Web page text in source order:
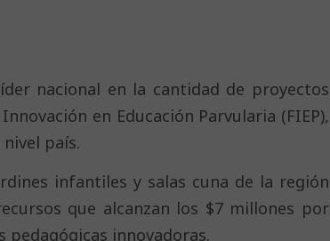
nacional en la cantidad de proyectos
en Educación Parvularia (FIEP),
país.
infantiles y salas cuna de la región
que alcanzan los $7 millones por
innovadoras.